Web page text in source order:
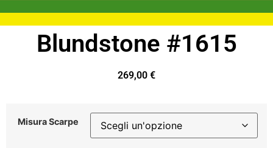
Blundstone #1615
269,00 €
Misura Scarpe